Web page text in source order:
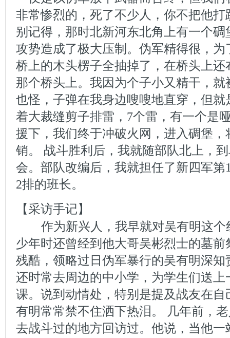
非常惨烈的，死了不少人，你不把他
别记得，那时北新河东北角上有一个
攻势造成了极大压制。伪军精得很，
桥上的木头楞子全抽掉了，在桥头上
那个桥头上。我因为个子小又精干，
也怪，子弹在我身边嗖嗖地直穿，但
着大裁缝剪子排雷，7个雷，有一个是
援下，我们终于冲破火网，进入碉堡
销。 战斗胜利后，我就随部队北上，
会。部队改编后，我就担任了新四军第
2排的班长。
【采访手记】
作为新兴人，我早就对吴有明这
少年时还曾经到他大哥吴彬烈士的墓
残酷，领略过日伪军暴行的吴有明深知
还时常去周边的中小学，为学生们送
课。说到动情处，特别是提及战友在
有明常常禁不住洒下热泪。 几年前，
去战斗过的地方回访过。他说，当他